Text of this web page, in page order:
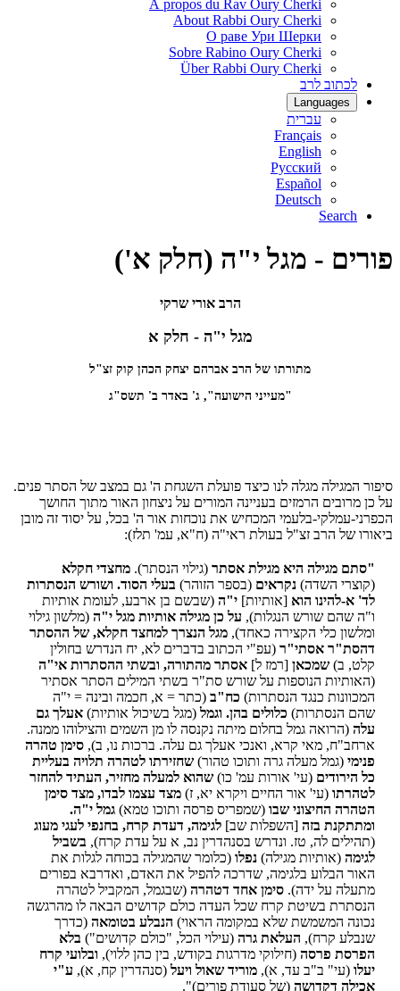
À propos du Rav Oury Cherki
About Rabbi Oury Cherki
О раве Ури Шерки
Sobre Rabino Oury Cherki
Über Rabbi Oury Cherki
לכתוב לרב
Languages
עברית
Français
English
Русский
Español
Deutsch
Search
פורים - מגל י"ה (חלק א')
הרב אורי שרקי
מגל י"ה - חלק א
מתורתו של הרב אברהם יצחק הכהן קוק זצ"ל
"מעייני הישועה", ג' באדר ב' תשס"ג
סיפור המגילה מגלה לנו כיצד פועלת השגחת ה' גם במצב של הסתר פנים.
על כן מרובים הרמזים בעניינה המורים על ניצחון האור מתוך החושך
הכפרני-עמלקי-בלעמי המכחיש את נוכחות אור ה' בכל, על יסוד זה מובן
ביאורו של הרב זצ"ל בעולת ראי"ה (ח"א, עמ' תלז):
"סתם מגילה היא מגילת אסתר (גילוי הנסתר). מחצדי חקלא
(קוצרי השדה) נקראים (בספר הזוהר) בעלי הסוד. ושורש הנסתרות
לד' א-להינו הוא [אותיות] י"ה (שבשם בן ארבע, לעומת אותיות
ו"ה שהם שורש הנגלות), על כן מגילה אותיות מגל י"ה (מלשון גילוי
ומלשון כלי הקצירה כאחד), מגל הנצרך למחצד חקלא, של ההסתר
דהסת"ר אסתי"ר (עפ"י הכתוב בדברים לא, יח הנדרש בחולין
קלט, ב) שמכאן [רמז ל] אסתר מהתורה, ובשתי ההסתרות אי"ה
(האותיות הנוספות על שורש סת"ר בשתי המילים הסתר אסתיר
המכוונות כנגד הנסתרות) כח"ב (כתר = א, חכמה ובינה = י"ה
שהם הנסתרות) כלולים בהן. וגמל (מגל בשיכול אותיות) אעלך גם
עלה (הרואה גמל בחלום מיתה נקנסה לו מן השמים והצילוהו ממנה.
ארחב"ח, מאי קרא, ואנכי אעלך גם עלה. ברכות נו, ב), סימן טהרה
פנימי (גמל מעלה גרה ותוכו טהור) שחזירתו לטהרה תלויה בעליית
כל הירודים (עי' אורות עמ' כו) שהוא למעלה מחזיר, העתיד להחזר
לטהרתו (עי' אור החיים ויקרא יא, ז) מצד עצמו לבדו, מצד סימן
הטהרה החיצוני שבו (שמפריס פרסה ותוכו טמא) גמל י"ה.
ומתתקנת בזה [השפלות שב] לגימה, דעדת קרח, בחנפי לעגי מעוג
(תהילים לה, טז. ונדרש בסנהדרין נב, א על עדת קרח), בשביל
לגימה (אותיות מגילה) נפלו (כלומר שהמגילה בכוחה לגלות את
האור הבלוע בלגימה, שדרכה להפיל את האדם, ואדרבא בפורים
מתעלה על ידה). סימן אחד דטהרה (שבגמל, המקביל לטהרה
הנסתרת בשיטת קרח שכל העדה כולם קדושים הבאה לו מהרגשה
נכונה המשמשת שלא במקומה הראוי) הנבלע בטומאה (כדרך
שנבלע קרח), העלאת גרה (עילוי הכל, "כולם קדושים") בלא
הפרסת פרסה (חילוקי מדרגות בקודש, בין כהן ללוי), ובלועי קרח
יעלו (עי" ב"ב עד, א), מוריד שאול ויעל (סנהדרין קח, א), ע"י
אכילה דקדושה (של סעודת פורים)".